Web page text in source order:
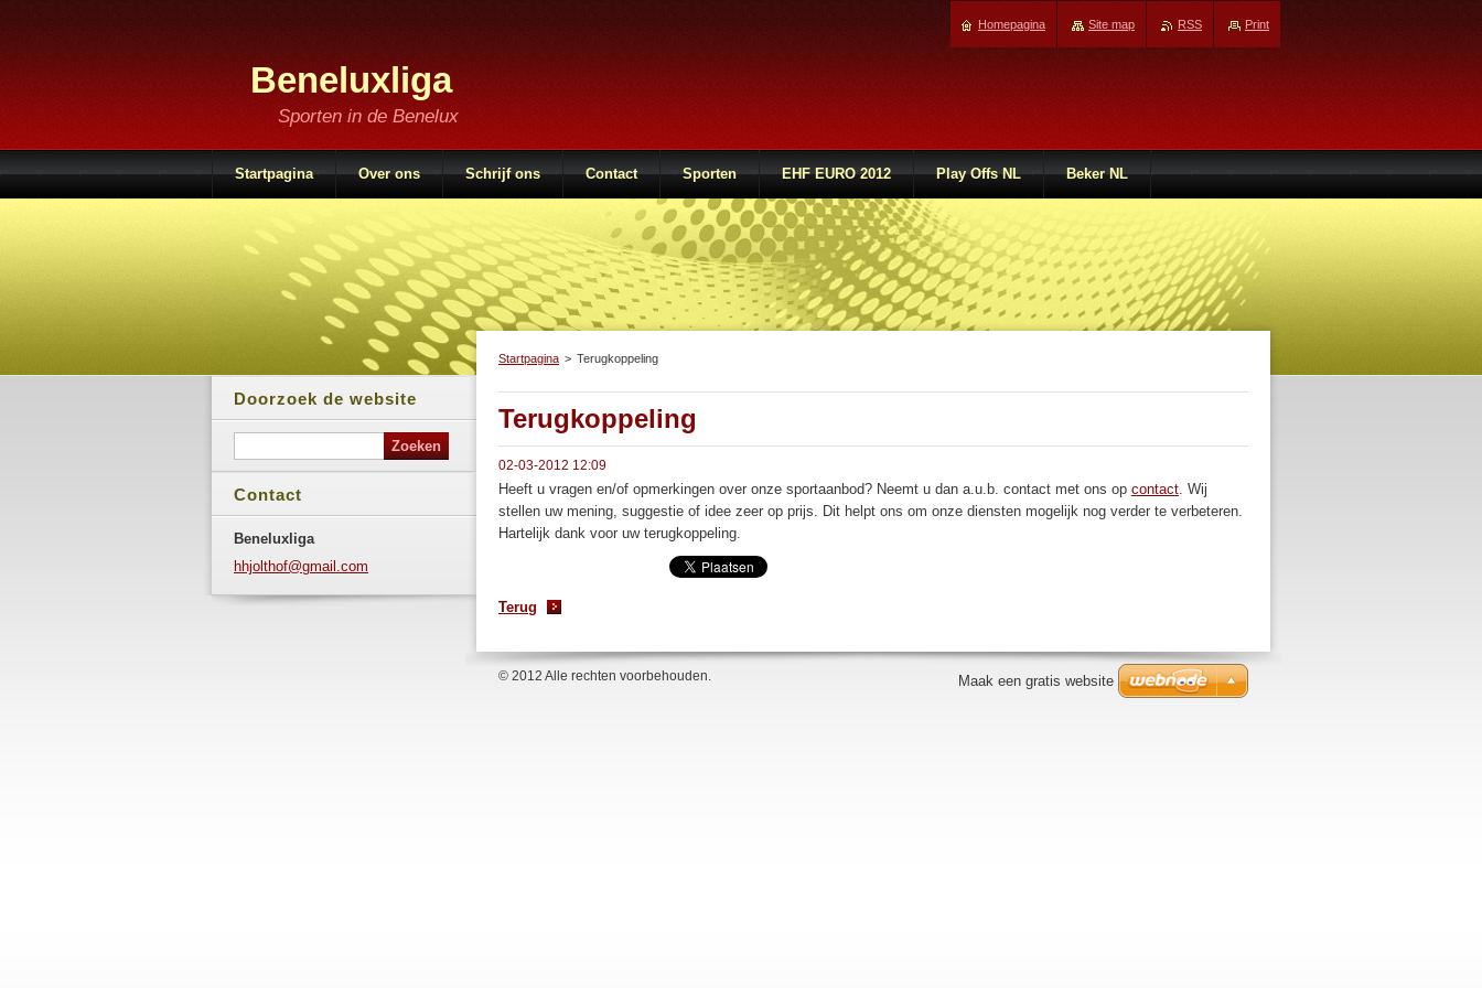
Beneluxliga
Sporten in de Benelux
Startpagina > Terugkoppeling
Terugkoppeling
02-03-2012 12:09
Heeft u vragen en/of opmerkingen over onze sportaanbod? Neemt u dan a.u.b. contact met ons op contact. Wij
stellen uw mening, suggestie of idee zeer op prijs. Dit helpt ons om onze diensten mogelijk nog verder te verbeteren.
Hartelijk dank voor uw terugkoppeling.
Terug
Doorzoek de website
Contact
Beneluxliga
hhjolthof@gmail.com
Startpagina Over ons Schrijf ons Contact Sporten EHF EURO 2012 Play Offs NL Beker NL
© 2012 Alle rechten voorbehouden.
Homepagina Site map RSS Print
Maak een gratis website